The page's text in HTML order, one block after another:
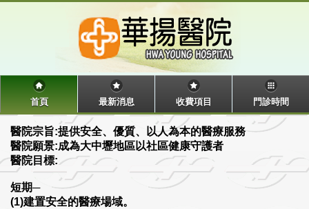
首頁 最新消息 收費項目 門診時間
醫院宗旨:提供安全、優質、以人為本的醫療服務
醫院願景:成為大中壢地區以社區健康守護者
醫院目標:
短期─
(1)建置安全的醫療場域。